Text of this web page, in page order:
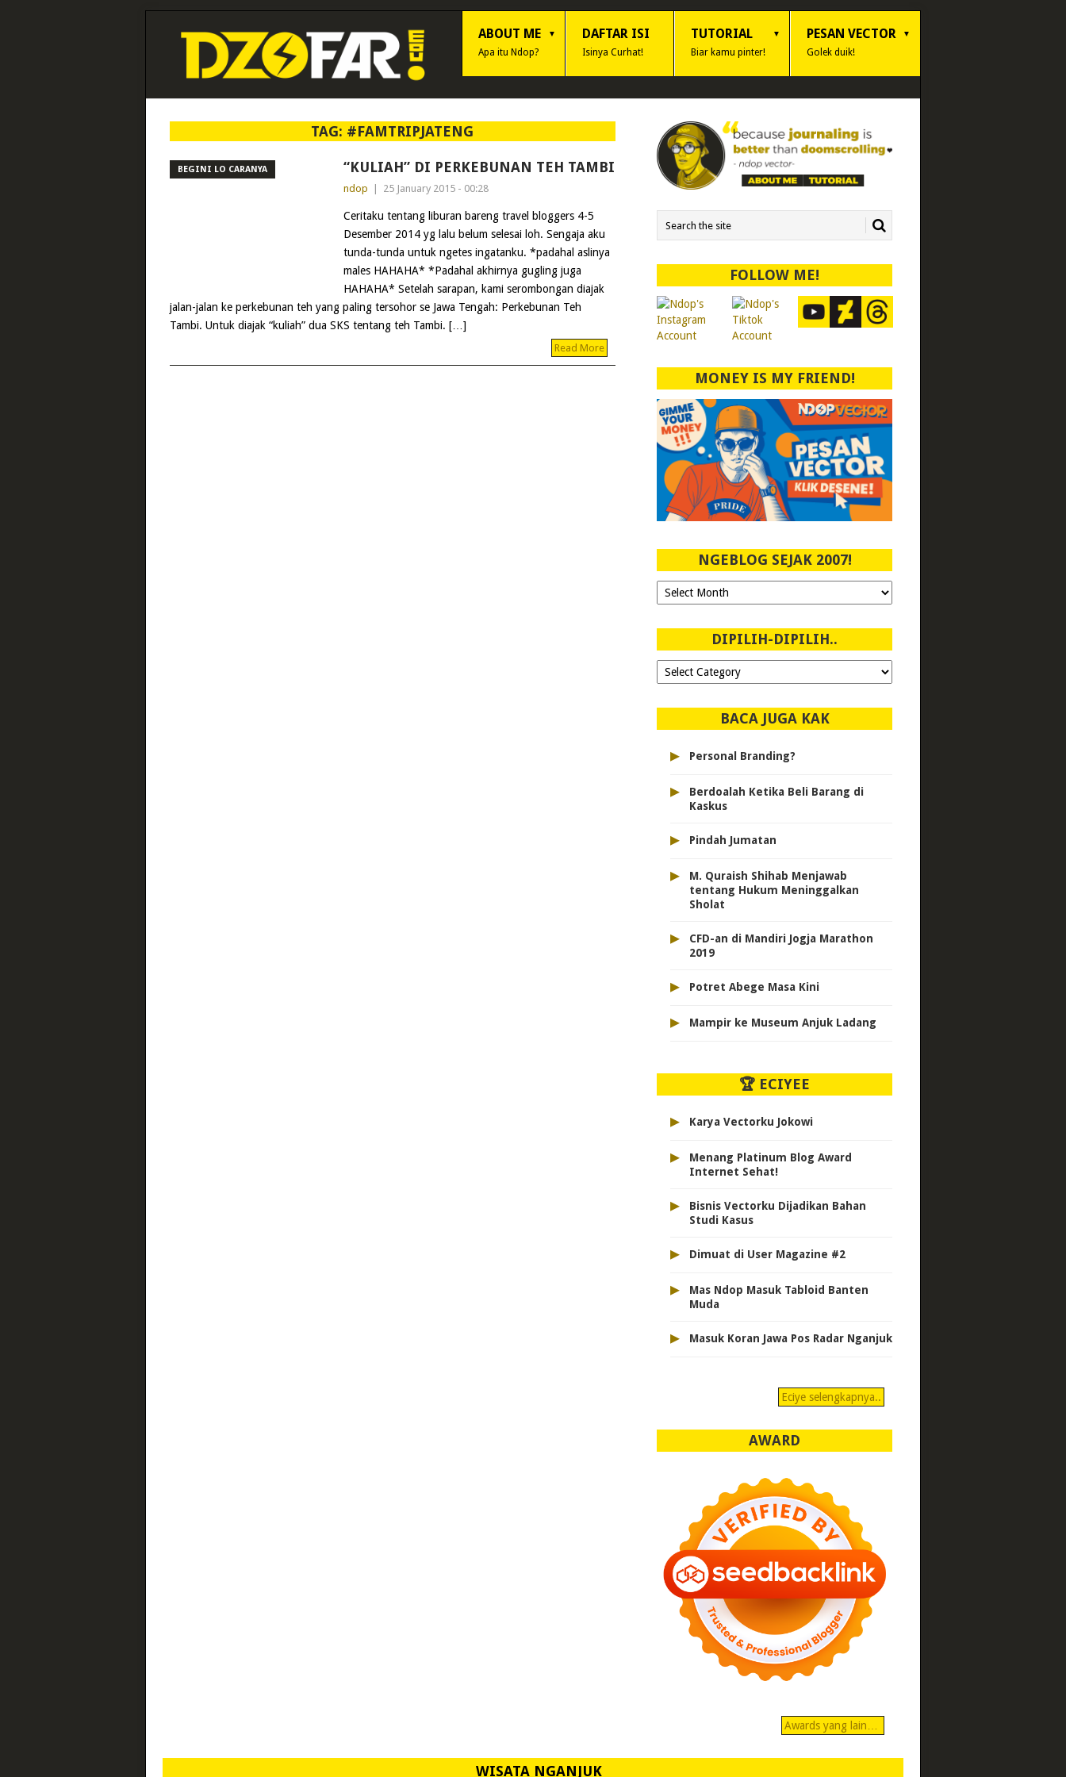
ABOUT ME
Apa itu Ndop?
DAFTAR ISI
Isinya Curhat!
TUTORIAL
Biar kamu pinter!
PESAN VECTOR
Golek duik!
TAG: #FAMTRIPJATENG
BEGINI LO CARANYA “KULIAH” DI PERKEBUNAN TEH TAMBI
ndop 25 January 2015 - 00:28
Ceritaku tentang liburan bareng travel bloggers 4-5
Desember 2014 yg lalu belum selesai loh. Sengaja aku
tunda-tunda untuk ngetes ingatanku. *padahal aslinya
males HAHAHA* *Padahal akhirnya gugling juga
HAHAHA* Setelah sarapan, kami serombongan diajak
jalan-jalan ke perkebunan teh yang paling tersohor se Jawa Tengah: Perkebunan Teh
Tambi. Untuk diajak “kuliah” dua SKS tentang teh Tambi. […]
Read More
FOLLOW ME!
MONEY IS MY FRIEND!
NGEBLOG SEJAK 2007!
Ngeblog
Sejak
DIPILIH-DIPILIH..
Dipilih-
dipilih..
BACA JUGA KAK
▸ Personal Branding?
▸
Berdoalah Ketika Beli Barang di
Kaskus
▸ Pindah Jumatan
▸
M. Quraish Shihab Menjawab
tentang Hukum Meninggalkan
Sholat
▸
CFD-an di Mandiri Jogja Marathon
2019
▸ Potret Abege Masa Kini
▸ Mampir ke Museum Anjuk Ladang
🏆 ECIYEE
▸ Karya Vectorku Jokowi
▸
Menang Platinum Blog Award
Internet Sehat!
▸
Bisnis Vectorku Dijadikan Bahan
Studi Kasus
▸ Dimuat di User Magazine #2
▸
Mas Ndop Masuk Tabloid Banten
Muda
▸ Masuk Koran Jawa Pos Radar Nganjuk
Eciye selengkapnya..
AWARD
Awards yang lain…
WISATA NGANJUK